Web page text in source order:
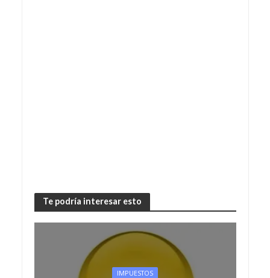
Te podría interesar esto
IMPUESTOS